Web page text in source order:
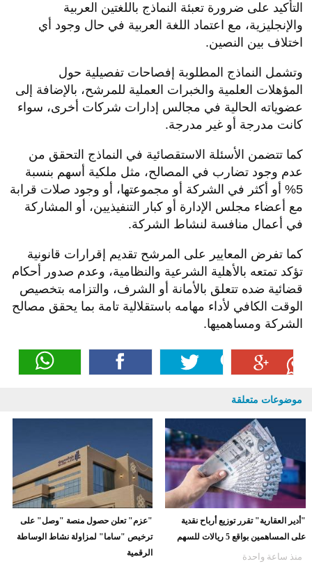
التأكيد على ضرورة تعبئة النماذج باللغتين العربية
والإنجليزية، مع اعتماد اللغة العربية في حال وجود أي
اختلاف بين النصين.
وتشمل النماذج المطلوبة إفصاحات تفصيلية حول
المؤهلات العلمية والخبرات العملية للمرشح، بالإضافة إلى
عضوياته الحالية في مجالس إدارات شركات أخرى، سواء
كانت مدرجة أو غير مدرجة.
كما تتضمن الأسئلة الاستقصائية في النماذج التحقق من
عدم وجود تضارب في المصالح، مثل ملكية أسهم بنسبة
5% أو أكثر في الشركة أو مجموعتها، أو وجود صلات قرابة
مع أعضاء مجلس الإدارة أو كبار التنفيذيين، أو المشاركة
في أعمال منافسة لنشاط الشركة.
كما تفرض المعايير على المرشح تقديم إقرارات قانونية
تؤكد تمتعه بالأهلية الشرعية والنظامية، وعدم صدور أحكام
قضائية ضده تتعلق بالأمانة أو الشرف، والتزامه بتخصيص
الوقت الكافي لأداء مهامه باستقلالية تامة بما يحقق مصالح
الشركة ومساهميها.
موضوعات متعلقة
"أدير العقارية" تقرر توزيع أرباح نقدية
على المساهمين بواقع 5 ريالات للسهم
منذ ساعة واحدة
"عزم" تعلن حصول منصة "وصل" على
ترخيص "ساما" لمزاولة نشاط الوساطة
الرقمية